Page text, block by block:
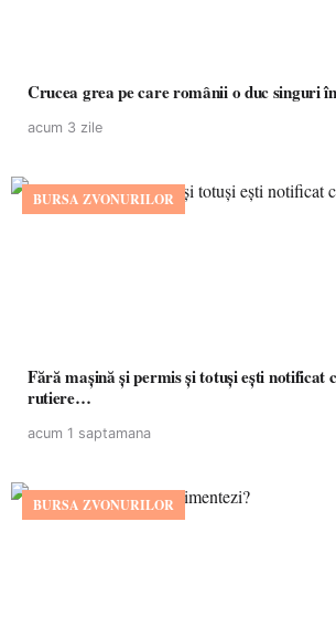
Crucea grea pe care românii o
acum 3 zile
BURSA ZVONURILOR
Fără mașină și permis și totuși ești notificat
rutiere…
acum 1 saptamana
BURSA ZVONURILOR